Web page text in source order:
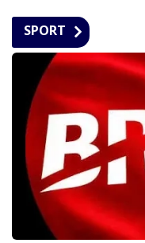
SPORT